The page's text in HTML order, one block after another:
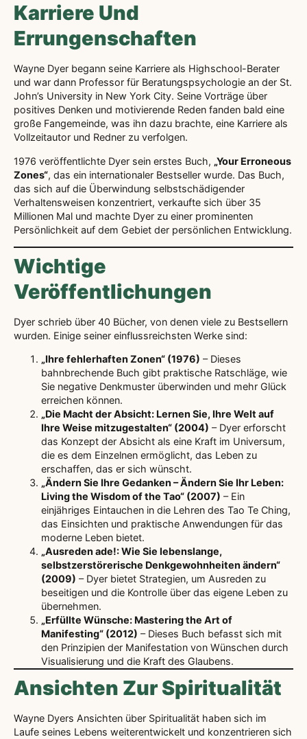
Karriere Und
Errungenschaften
Wayne Dyer begann seine Karriere als Highschool-Berater
und war dann Professor für Beratungspsychologie an der St.
John’s University in New York City. Seine Vorträge über
positives Denken und motivierende Reden fanden bald eine
große Fangemeinde, was ihn dazu brachte, eine Karriere als
Vollzeitautor und Redner zu verfolgen.
1976 veröffentlichte Dyer sein erstes Buch, „Your Erroneous
Zones“, das ein internationaler Bestseller wurde. Das Buch,
das sich auf die Überwindung selbstschädigender
Verhaltensweisen konzentriert, verkaufte sich über 35
Millionen Mal und machte Dyer zu einer prominenten
Persönlichkeit auf dem Gebiet der persönlichen Entwicklung.
Wichtige
Veröffentlichungen
Dyer schrieb über 40 Bücher, von denen viele zu Bestsellern
wurden. Einige seiner einflussreichsten Werke sind:
„Ihre fehlerhaften Zonen“ (1976) – Dieses
bahnbrechende Buch gibt praktische Ratschläge, wie
Sie negative Denkmuster überwinden und mehr Glück
erreichen können.
„Die Macht der Absicht: Lernen Sie, Ihre Welt auf
Ihre Weise mitzugestalten“ (2004) – Dyer erforscht
das Konzept der Absicht als eine Kraft im Universum,
die es dem Einzelnen ermöglicht, das Leben zu
erschaffen, das er sich wünscht.
„Ändern Sie Ihre Gedanken – Ändern Sie Ihr Leben:
Living the Wisdom of the Tao“ (2007) – Ein
einjähriges Eintauchen in die Lehren des Tao Te Ching,
das Einsichten und praktische Anwendungen für das
moderne Leben bietet.
„Ausreden ade!: Wie Sie lebenslange,
selbstzerstörerische Denkgewohnheiten ändern“
(2009) – Dyer bietet Strategien, um Ausreden zu
beseitigen und die Kontrolle über das eigene Leben zu
übernehmen.
„Erfüllte Wünsche: Mastering the Art of
Manifesting“ (2012) – Dieses Buch befasst sich mit
den Prinzipien der Manifestation von Wünschen durch
Visualisierung und die Kraft des Glaubens.
Ansichten Zur Spiritualität
Wayne Dyers Ansichten über Spiritualität haben sich im
Laufe seines Lebens weiterentwickelt und konzentrieren sich